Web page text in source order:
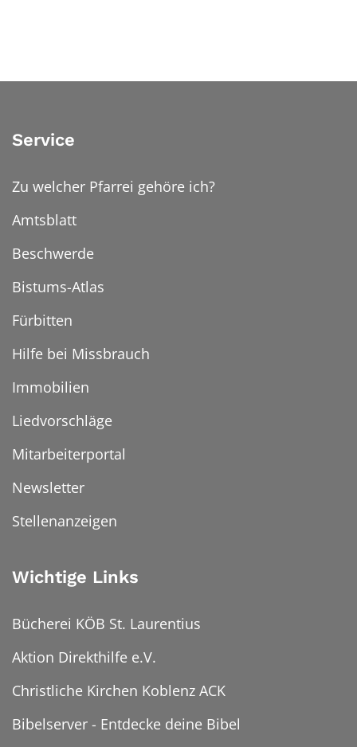
Service
Zu welcher Pfarrei gehöre ich?
Amtsblatt
Beschwerde
Bistums-Atlas
Fürbitten
Hilfe bei Missbrauch
Immobilien
Liedvorschläge
Mitarbeiterportal
Newsletter
Stellenanzeigen
Wichtige Links
Bücherei KÖB St. Laurentius
Aktion Direkthilfe e.V.
Christliche Kirchen Koblenz ACK
Bibelserver - Entdecke deine Bibel